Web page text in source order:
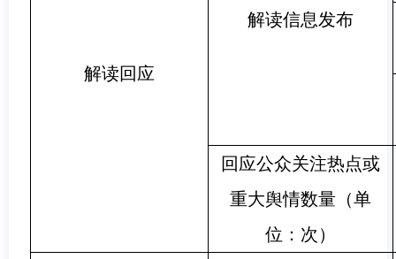
解读回应
解读信息发布
回应公众关注热点或
重大舆情数量（单
位：次）